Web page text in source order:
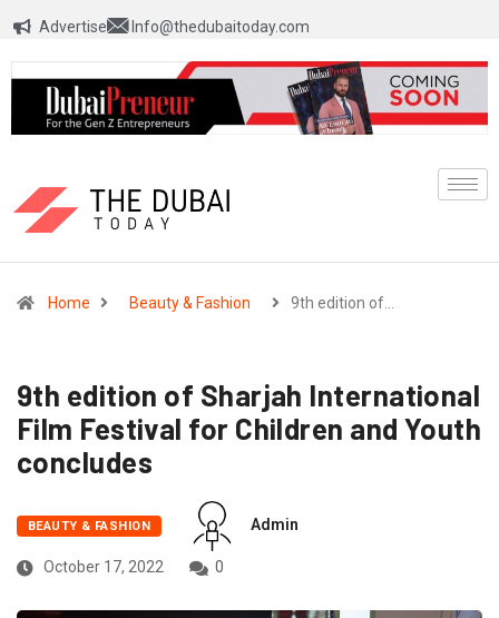
Advertise Info@thedubaitoday.com
Home Beauty & Fashion 9th edition of…
9th edition of Sharjah International
Film Festival for Children and Youth
concludes
BEAUTY & FASHION Admin
October 17, 2022 0